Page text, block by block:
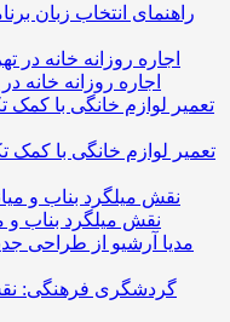
راهنمای انتخاب زبان
اجاره روزانه خانه
نقش میلگرد بناب و
مدیا آرشیو از طراحی